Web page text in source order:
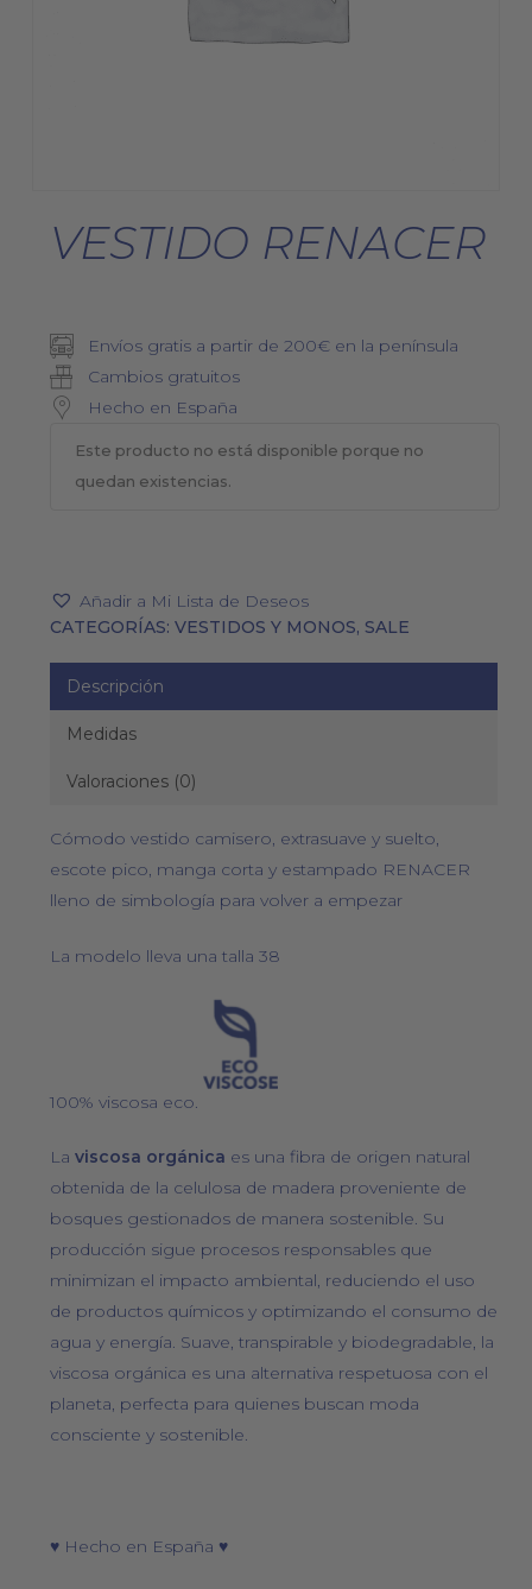
VESTIDO RENACER
Envíos gratis a partir de 200€ en la península
Cambios gratuitos
Hecho en España
Este producto no está disponible porque no
quedan existencias.
Añadir a Mi Lista de Deseos
CATEGORÍAS: VESTIDOS Y MONOS, SALE
Descripción
Medidas
Valoraciones (0)
Cómodo vestido camisero, extrasuave y suelto,
escote pico, manga corta y estampado RENACER
lleno de simbología para volver a empezar
La modelo lleva una talla 38
100% viscosa eco.
La viscosa orgánica es una fibra de origen natural
obtenida de la celulosa de madera proveniente de
bosques gestionados de manera sostenible. Su
producción sigue procesos responsables que
minimizan el impacto ambiental, reduciendo el uso
de productos químicos y optimizando el consumo de
agua y energía. Suave, transpirable y biodegradable, la
viscosa orgánica es una alternativa respetuosa con el
planeta, perfecta para quienes buscan moda
consciente y sostenible.
♥ Hecho en España ♥